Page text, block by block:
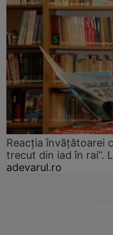
Reacția învățătoarei
trecut din iad în rai”.
adevarul.ro